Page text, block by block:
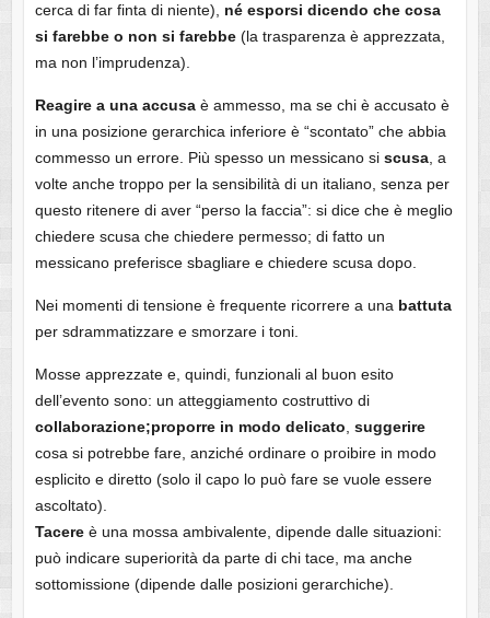
cerca di far finta di niente), né esporsi dicendo che cosa
si farebbe o non si farebbe(la trasparenza è apprezzata,
ma non l’imprudenza).
Reagire a una accusaè ammesso, ma se chi è accusato è
in una posizione gerarchica inferiore è “scontato” che abbia
commesso un errore. Più spesso un messicano si scusa, a
volte anche troppo per la sensibilità di un italiano, senza per
questo ritenere di aver “perso la faccia”: si dice che è meglio
chiedere scusa che chiedere permesso; di fatto un
messicano preferisce sbagliare e chiedere scusa dopo.
Nei momenti di tensione è frequente ricorrere a una battuta
per sdrammatizzare e smorzare i toni.
Mosse apprezzate e, quindi, funzionali al buon esito
dell’evento sono: un atteggiamento costruttivo di
collaborazione;proporre in modo delicato suggerire
cosa si potrebbe fare, anziché ordinare o proibire in modo
esplicito e diretto (solo il capo lo può fare se vuole essere
ascoltato).
Tacereè una mossa ambivalente, dipende dalle situazioni:
può indicare superiorità da parte di chi tace, ma anche
sottomissione (dipende dalle posizioni gerarchiche).